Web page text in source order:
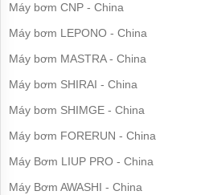
Bơm
lượng
bơm
inox
Máy
bơm
họng
súng
Máy bơm CNP - China
Máy bơm LEPONO - China
Máy bơm MASTRA - China
Máy bơm SHIRAI - China
Máy bơm SHIMGE - China
Máy bơm FORERUN - China
Máy Bơm LIUP PRO - China
Máy Bơm AWASHI - China